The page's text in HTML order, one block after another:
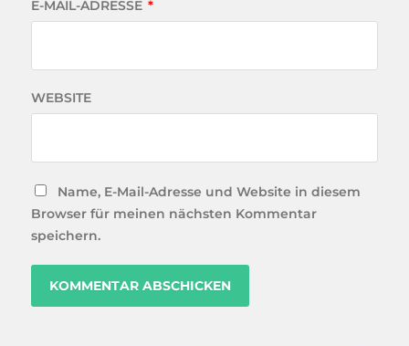
E-MAIL-ADRESSE *
WEBSITE
Name, E-Mail-Adresse und Website in diesem
Browser für meinen nächsten Kommentar
speichern.